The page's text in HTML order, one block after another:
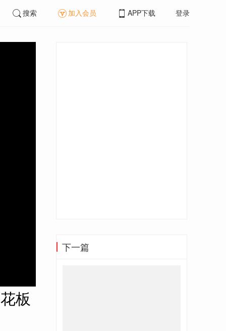
搜索 加入会员 APP下载 登录
板
下一篇